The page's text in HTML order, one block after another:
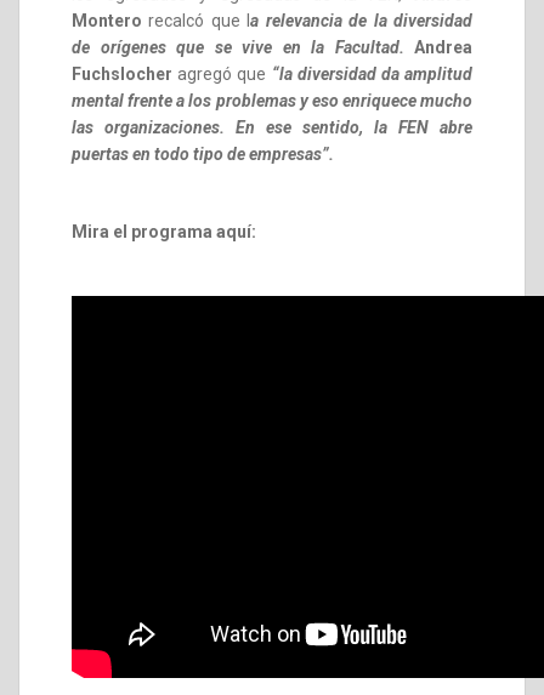
Montero recalcó que la relevancia de la diversidad
de orígenes que se vive en la Facultad.
Andrea
Fuchslocher agregó que “la diversidad da amplitud
mental frente a los problemas y eso enriquece mucho
las organizaciones. En ese sentido, la FEN abre
puertas en todo tipo de empresas”.
Mira el programa aquí: